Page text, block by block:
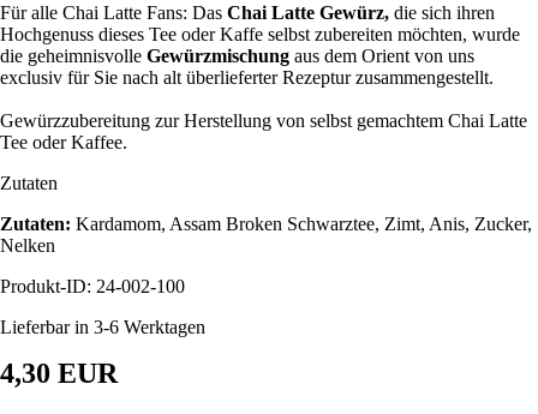
Für alle Chai Latte Fans: Das Chai Latte Gewürz, die sich ihren
Hochgenuss dieses Tee oder Kaffe selbst zubereiten möchten, wurde
die geheimnisvolle Gewürzmischung aus dem Orient von uns
exclusiv für Sie nach alt überlieferter Rezeptur zusammengestellt.
Gewürzzubereitung zur Herstellung von selbst gemachtem Chai Latte
Tee oder Kaffee.
Zutaten
Zutaten: Kardamom, Assam Broken Schwarztee, Zimt, Anis, Zucker,
Nelken
Produkt-ID: 24-002-100
Lieferbar in 3-6 Werktagen
4,30 EUR